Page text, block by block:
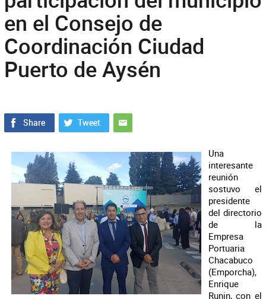
en el Consejo de
Coordinación Ciudad
Puerto de Aysén
Una
interesante
reunión
sostuvo el
presidente
del directorio
de la
Empresa
Portuaria
Chacabuco
(Emporcha),
Enrique
Runin, con el